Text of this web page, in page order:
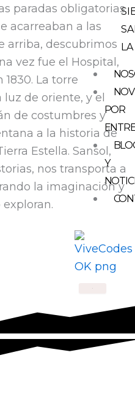
POR
Y
paradas obligatorias
acarreaban a las
arriba, descubrimos
vez fue el Hospital,
La torre
de oriente, y el
de costumbres y
a la historia de
Estella. Sansol,
nos transporta a
la imaginación y
p
p